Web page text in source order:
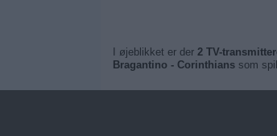
I øjeblikket er der 2 TV-
Bragantino - Corinthianssom